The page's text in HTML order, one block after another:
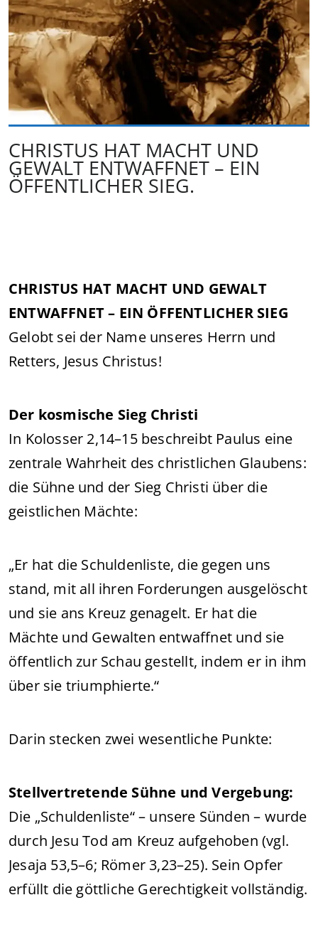
CHRISTUS HAT MACHT UND
GEWALT ENTWAFFNET – EIN
ÖFFENTLICHER SIEG.
CHRISTUS HAT MACHT UND GEWALT
ENTWAFFNET – EIN ÖFFENTLICHER SIEG
Gelobt sei der Name unseres Herrn und
Retters, Jesus Christus!
Der kosmische Sieg Christi
In Kolosser 2,14–15 beschreibt Paulus eine
zentrale Wahrheit des christlichen Glaubens:
die Sühne und der Sieg Christi über die
geistlichen Mächte:
„Er hat die Schuldenliste, die gegen uns
stand, mit all ihren Forderungen ausgelöscht
und sie ans Kreuz genagelt. Er hat die
Mächte und Gewalten entwaffnet und sie
öffentlich zur Schau gestellt, indem er in ihm
über sie triumphierte.“
Darin stecken zwei wesentliche Punkte:
Stellvertretende Sühne und Vergebung:
Die „Schuldenliste“ – unsere Sünden – wurde
durch Jesu Tod am Kreuz aufgehoben (vgl.
Jesaja 53,5–6; Römer 3,23–25). Sein Opfer
erfüllt die göttliche Gerechtigkeit vollständig.